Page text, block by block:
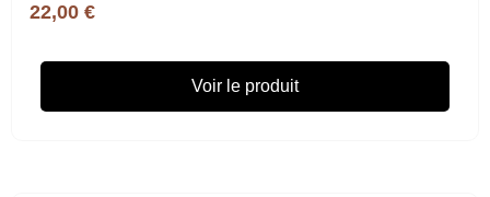
22,00 €
Voir le produit